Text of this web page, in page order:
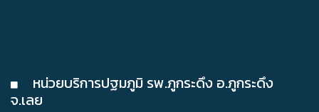
หน่วยบริการปฐมภูมิ รพ.ภูกระดึง อ.ภูกระดึง
จ.เลย